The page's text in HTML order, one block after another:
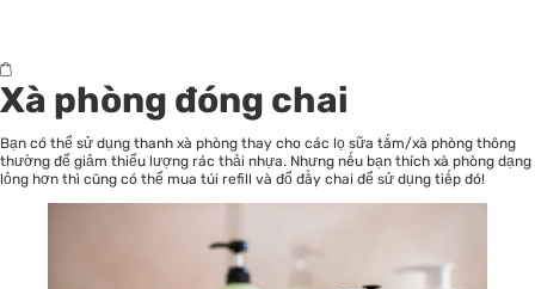
Xà phòng đóng chai
Bạn có thể sử dụng thanh xà phòng thay cho các lọ sữa tắm/xà phòng thông
thường để giảm thiểu lượng rác thải nhựa. Nhưng nếu bạn thích xà phòng dạng
lỏng hơn thì cũng có thể mua túi refill và đổ đầy chai để sử dụng tiếp đó!